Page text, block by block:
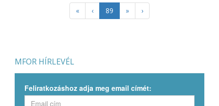
« ‹ 89 » ›
MFOR HÍRLEVÉL
Feliratkozáshoz adja meg email címét: